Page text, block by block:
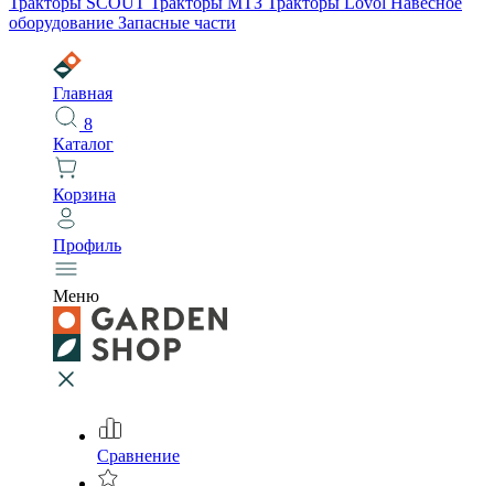
оборудование Запасные части
Главная
8
Каталог
Корзина
Профиль
Меню
Сравнение